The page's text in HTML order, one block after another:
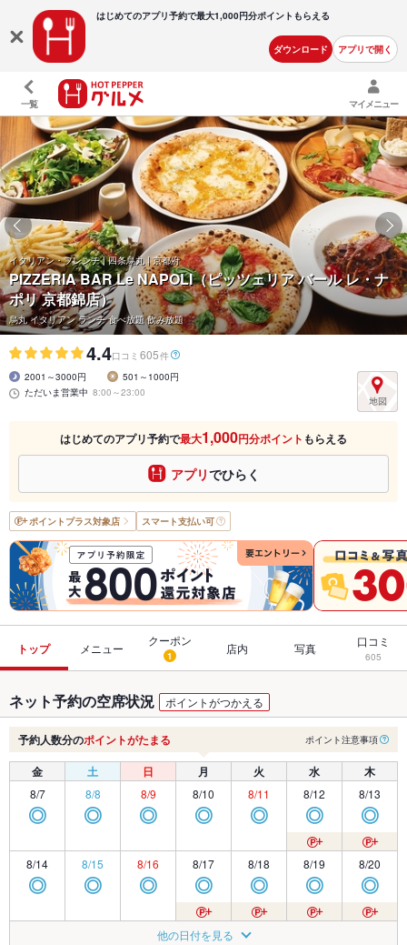
はじめてのアプリ予約で最大1,000円分ポイントもらえる
ダウンロード アプリで開く
一覧 マイメニュー
イタリアン・フレンチ | 四条烏丸 | 京都府
PIZZERIA BAR Le NAPOLI（ピッツェリア バール レ・ナ
ポリ 京都錦店）
烏丸 イタリアン ランチ 食べ放題 飲み放題
4.4口コミ 605件
2001～3000円
501～1000円
ただいま営業中 8:00～23:00
はじめてのアプリ予約で最大1,000円分ポイント もらえる
アプリでひらく
ポイントプラス対象店 スマート支払い可
トップ メニュー
クーポン
1 店内 写真 口コミ
605
ネット予約の空席状況 ポイントがつかえる
予約人数分のポイントがたまる ポイント注意事項
金 土 日 月 火 水 木
8/7
◎
8/8
◎
8/9
◎
8/10
◎
8/11
◎
8/12
◎
8/13
◎
8/14
◎
8/15
◎
8/16
◎
8/17
◎
8/18
◎
8/19
◎
8/20
◎
8/23 8/24 8/25
他の日付を見る